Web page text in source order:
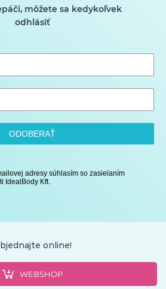
môžete sa kedykoľvek
odhlásiť
ODOBERAŤ
adresy súhlasím so zasielaním
IdealBody Kft.
online!
WEBSHOP